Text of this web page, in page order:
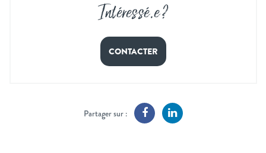
Intéressé.e ?
CONTACTER
Partager sur :